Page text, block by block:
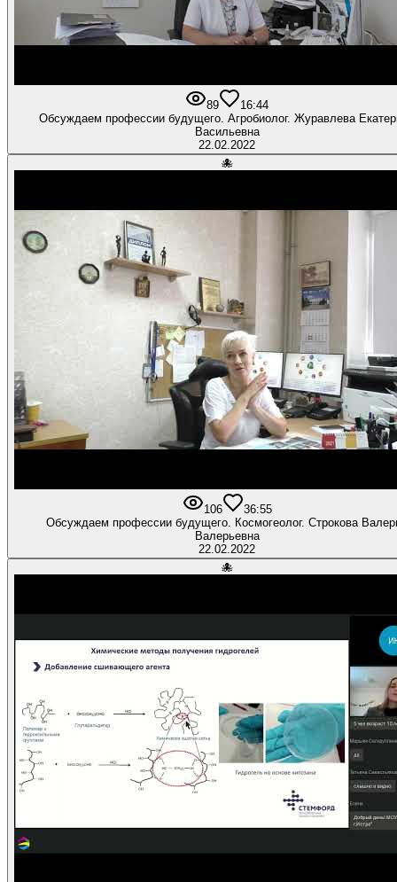
89 16:44
Обсуждаем профессии будущего. Агробиолог. Журавлева
Васильевна
22.02.2022
🐙
106 36:55
Обсуждаем профессии будущего. Космогеолог. Строкова
Валерьевна
22.02.2022
🐙